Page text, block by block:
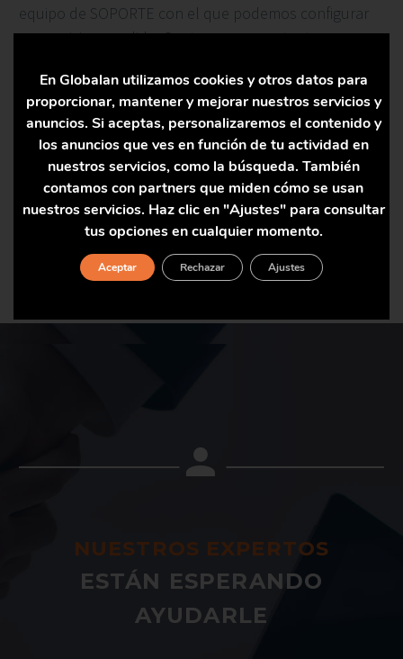
equipo de SOPORTE con el que podemos configurar
un servicio a medida. Contamos con potentes
actuar en remoto incluso antes de que aparezcan los
primeros problemas y estamos disponibles 24x7x365
cuando es necesario.
Conocimiento, capacidad y experiencia al servicio de
nuestros clientes.


NUESTROS EXPERTOS
ESTÁN ESPERANDO
AYUDARLE
En Globalan utilizamos cookies y otros datos para
proporcionar, mantener y mejorar nuestros servicios y
anuncios. Si aceptas, personalizaremos el contenido y
los anuncios que ves en función de tu actividad en
nuestros servicios, como la búsqueda. También
contamos con partners que miden cómo se usan
nuestros servicios. Haz clic en "Ajustes" para consultar
tus opciones en cualquier momento.
Aceptar Rechazar Ajustes